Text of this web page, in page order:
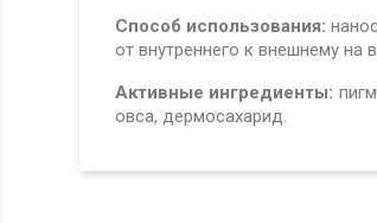
Способ использования:
от внутреннего к внешнему на
Активные ингредиенты:
овса, дермосахарид.